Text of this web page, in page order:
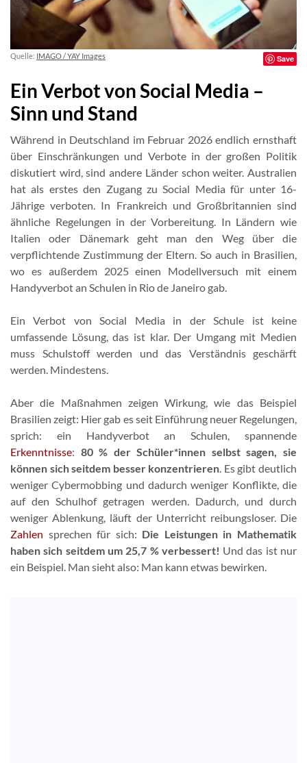
Quelle: IMAGO / YAY Images Save
Ein Verbot von Social Media –
Sinn und Stand
Während in Deutschland im Februar 2026 endlich ernsthaft
über Einschränkungen und Verbote in der großen Politik
diskutiert wird, sind andere Länder schon weiter. Australien
hat als erstes den Zugang zu Social Media für unter 16-
Jährige verboten. In Frankreich und Großbritannien sind
ähnliche Regelungen in der Vorbereitung. In Ländern wie
Italien oder Dänemark geht man den Weg über die
verpflichtende Zustimmung der Eltern. So auch in Brasilien,
wo es außerdem 2025 einen Modellversuch mit einem
Handyverbot an Schulen in Rio de Janeiro gab.
Ein Verbot von Social Media in der Schule ist keine
umfassende Lösung, das ist klar. Der Umgang mit Medien
muss Schulstoff werden und das Verständnis geschärft
werden. Mindestens.
Aber die Maßnahmen zeigen Wirkung, wie das Beispiel
Brasilien zeigt: Hier gab es seit Einführung neuer Regelungen,
sprich: ein Handyverbot an Schulen, spannende
Erkenntnisse: 80 % der Schüler*innen selbst sagen, sie
können sich seitdem besser konzentrieren. Es gibt deutlich
weniger Cybermobbing und dadurch weniger Konflikte, die
auf den Schulhof getragen werden. Dadurch, und durch
weniger Ablenkung, läuft der Unterricht reibungsloser. Die
Zahlen sprechen für sich: Die Leistungen in Mathematik
haben sich seitdem um 25,7 % verbessert! Und das ist nur
ein Beispiel. Man sieht also: Man kann etwas bewirken.